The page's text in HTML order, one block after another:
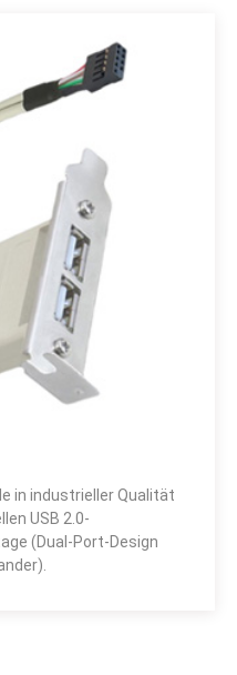
in industrieller Qualität
USB 2.0-
(Dual-Port-Design